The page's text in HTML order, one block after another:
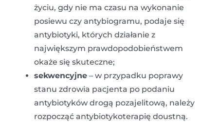
życiu, gdy nie ma czasu na wykonanie
posiewu czy antybiogramu, podaje się
antybiotyki, których działanie z
największym prawdopodobieństwem
okaże się skuteczne;
sekwencyjne – w przypadku poprawy
stanu zdrowia pacjenta po podaniu
antybiotyków drogą pozajelitową, należy
rozpocząć antybiotykoterapię doustną.